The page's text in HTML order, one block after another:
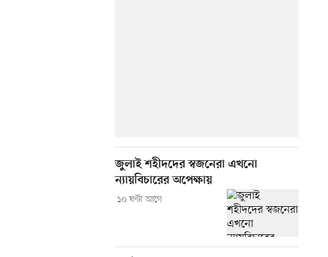
জুলাই শহীদদের স্বজনেরা এখনো
ন্যায়বিচারের অপেক্ষায়
১০ ঘণ্টা আগে